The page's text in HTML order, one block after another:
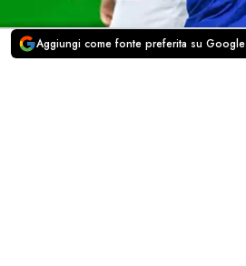
Aggiungi come fonte preferita su Google